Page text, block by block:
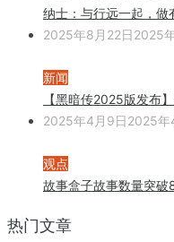
纳士：与行远一起，做
2025年8月22日2025
新闻
【黑暗传2025版发布
2025年4月9日2025年
观点
故事盒子故事数量突破
热门文章